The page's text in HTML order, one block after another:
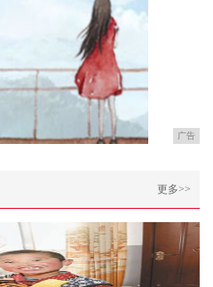
广告
更多>>